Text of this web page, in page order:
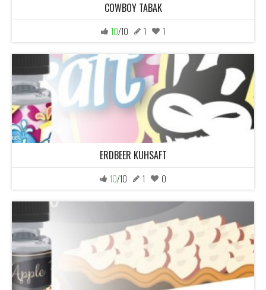
COWBOY TABAK
10/10 1 1
ERDBEER KUHSAFT
10/10 1 0